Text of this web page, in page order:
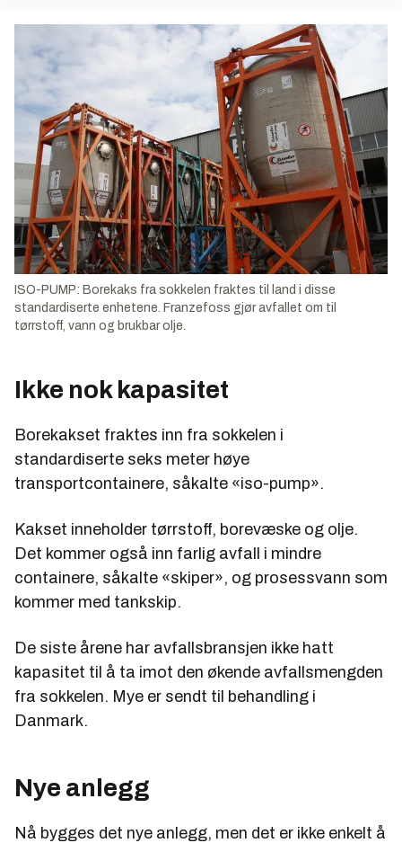
ISO-PUMP: Borekaks fra sokkelen fraktes til land i disse
standardiserte enhetene. Franzefoss gjør avfallet om til
tørrstoff, vann og brukbar olje.
Ikke nok kapasitet
Borekakset fraktes inn fra sokkelen i
standardiserte seks meter høye
transportcontainere, såkalte «iso-pump».
Kakset inneholder tørrstoff, borevæske og olje.
Det kommer også inn farlig avfall i mindre
containere, såkalte «skiper», og prosessvann som
kommer med tankskip.
De siste årene har avfallsbransjen ikke hatt
kapasitet til å ta imot den økende avfallsmengden
fra sokkelen. Mye er sendt til behandling i
Danmark.
Nye anlegg
Nå bygges det nye anlegg, men det er ikke enkelt å